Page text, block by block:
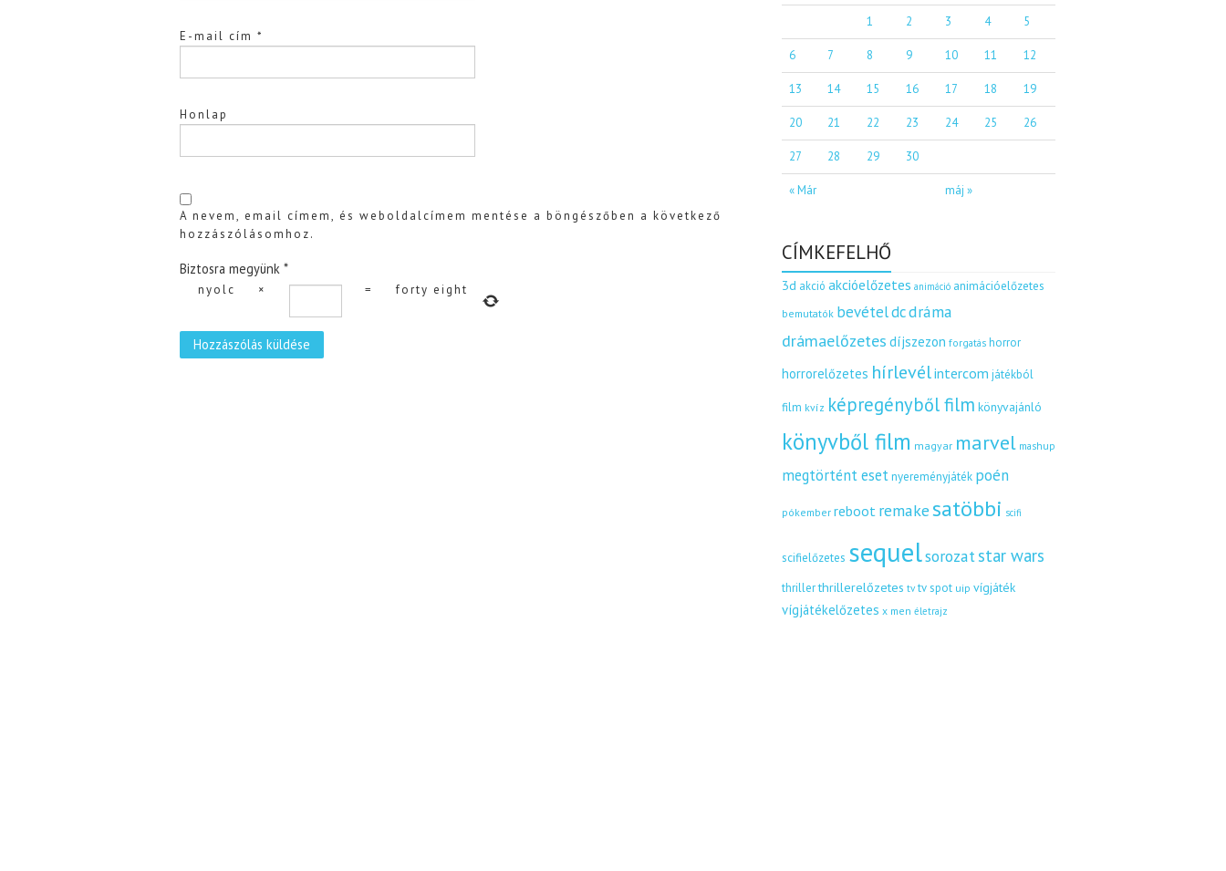
E-mail cím *
Honlap
A nevem, email címem, és weboldalcímem mentése a böngészőben a következő
hozzászólásomhoz.
Biztosra megyünk *
nyolc × = forty eight
« Már máj »
1 2 3 4 5
6 7 8 9 10 11 12
13 14 15 16 17 18 19
20 21 22 23 24 25 26
27 28 29 30
CÍMKEFELHŐ
3d akció akcióelőzetes animáció animációelőzetes
bemutatók bevételdcdráma
drámaelőzetes díjszezon forgatás horror
horrorelőzetes hírlevélintercom játékból
film kvíz képregényből film könyvajánló
könyvből film magyar marvel mashup
megtörtént esetnyereményjáték poén
pókember reboot remakesatöbbi scifi
scifielőzetes sequelsorozatstar wars
thrillerthrillerelőzetes tv tv spot uip vígjáték
vígjátékelőzetes x men életrajz